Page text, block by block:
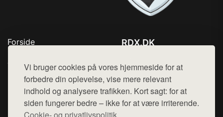
Vi bruger cookies på vores hjemmeside for at
forbedre din oplevelse, vise mere relevant
indhold og analysere trafikken. Kort sagt: for at
siden fungerer bedre – ikke for at være irriterende.
Forside
Top Rabatter
Blog
Kontakt
RDX.DK
Mail: hej@want.dk
Cookie- og privatlivspolitik